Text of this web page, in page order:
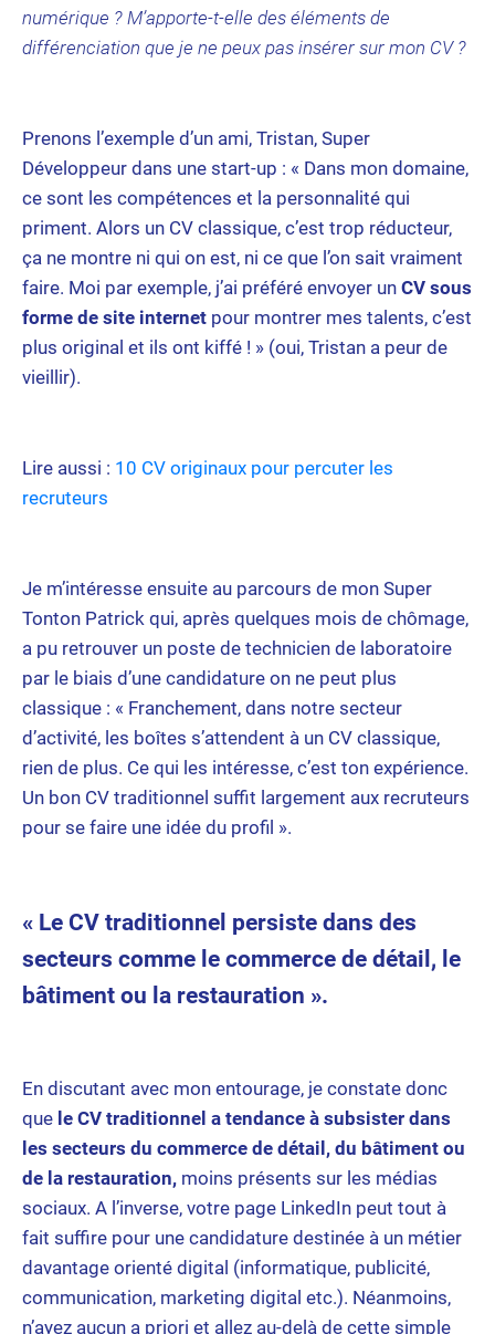
numérique ? M’apporte-t-elle des éléments de
différenciation que je ne peux pas insérer sur mon CV ?
Prenons l’exemple d’un ami, Tristan, Super
Développeur dans une start-up : « Dans mon domaine,
ce sont les compétences et la personnalité qui
priment. Alors un CV classique, c’est trop réducteur,
ça ne montre ni qui on est, ni ce que l’on sait vraiment
faire. Moi par exemple, j’ai préféré envoyer un CV sous
forme de site internet pour montrer mes talents, c’est
plus original et ils ont kiffé ! » (oui, Tristan a peur de
vieillir).
Lire aussi : 10 CV originaux pour percuter les
recruteurs
Je m’intéresse ensuite au parcours de mon Super
Tonton Patrick qui, après quelques mois de chômage,
a pu retrouver un poste de technicien de laboratoire
par le biais d’une candidature on ne peut plus
classique : « Franchement, dans notre secteur
d’activité, les boîtes s’attendent à un CV classique,
rien de plus. Ce qui les intéresse, c’est ton expérience.
Un bon CV traditionnel suffit largement aux recruteurs
pour se faire une idée du profil ».
« Le CV traditionnel persiste dans des
secteurs comme le commerce de détail, le
bâtiment ou la restauration ».
En discutant avec mon entourage, je constate donc
que le CV traditionnel a tendance à subsister dans
les secteurs du commerce de détail, du bâtiment ou
de la restauration, moins présents sur les médias
sociaux. A l’inverse, votre page LinkedIn peut tout à
fait suffire pour une candidature destinée à un métier
davantage orienté digital (informatique, publicité,
communication, marketing digital etc.). Néanmoins,
n’ayez aucun a priori et allez au-delà de cette simple